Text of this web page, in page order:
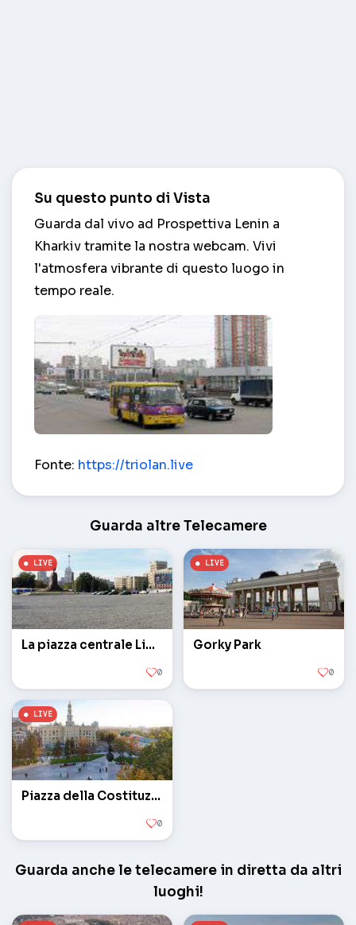
Su questo punto di Vista
Guarda dal vivo ad Prospettiva Lenin a
Kharkiv tramite la nostra webcam. Vivi
l'atmosfera vibrante di questo luogo in
tempo reale.
Fonte: https://triolan.live
Guarda altre Telecamere
La piazza centrale Libertà
0
Gorky Park
0
Piazza della Costituzione
0
Guarda anche le telecamere in diretta da altri
luoghi!